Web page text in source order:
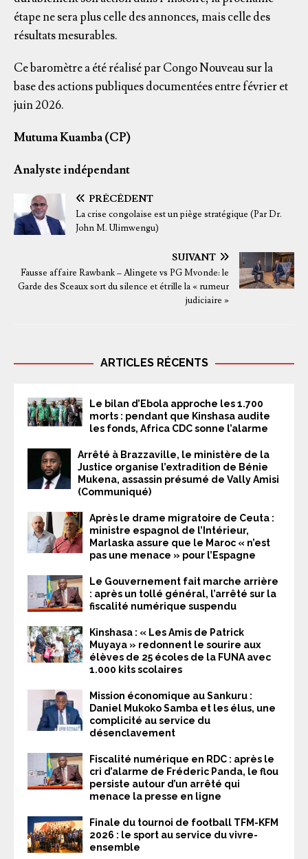
étape ne sera plus celle des annonces, mais celle des
résultats mesurables.
Ce baromètre a été réalisé par Congo Nouveau sur la
base des actions publiques documentées entre février et
juin 2026.
Mutuma Kuamba (CP)
Analyste indépendant
PRÉCÉDENT
La crise congolaise est un piège stratégique (Par Dr.
John M. Ulimwengu)
SUIVANT
Fausse affaire Rawbank – Alingete vs PG Mvonde: le
Garde des Sceaux sort du silence et étrille la « rumeur
judiciaire »
ARTICLES RÉCENTS
Le bilan d’Ebola approche les 1.700
morts : pendant que Kinshasa audite
les fonds, Africa CDC sonne l’alarme
Arrêté à Brazzaville, le ministère de la
Justice organise l’extradition de Bénie
Mukena, assassin présumé de Vally Amisi
(Communiqué)
Après le drame migratoire de Ceuta :
ministre espagnol de l’Intérieur,
Marlaska assure que le Maroc « n’est
pas une menace » pour l’Espagne
Le Gouvernement fait marche arrière
: après un tollé général, l’arrêté sur la
fiscalité numérique suspendu
Kinshasa : « Les Amis de Patrick
Muyaya » redonnent le sourire aux
élèves de 25 écoles de la FUNA avec
1.000 kits scolaires
Mission économique au Sankuru :
Daniel Mukoko Samba et les élus, une
complicité au service du
désenclavement
Fiscalité numérique en RDC : après le
cri d’alarme de Fréderic Panda, le flou
persiste autour d’un arrêté qui
menace la presse en ligne
Finale du tournoi de football TFM-KFM
2026 : le sport au service du vivre-
ensemble